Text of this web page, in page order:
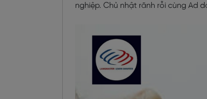
nghiệp. Chủ nhật rãnh rỗi cùng Ad